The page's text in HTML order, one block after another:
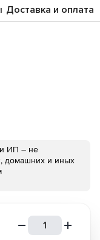
Доставка и оплата
ИП – не
домашних и иных